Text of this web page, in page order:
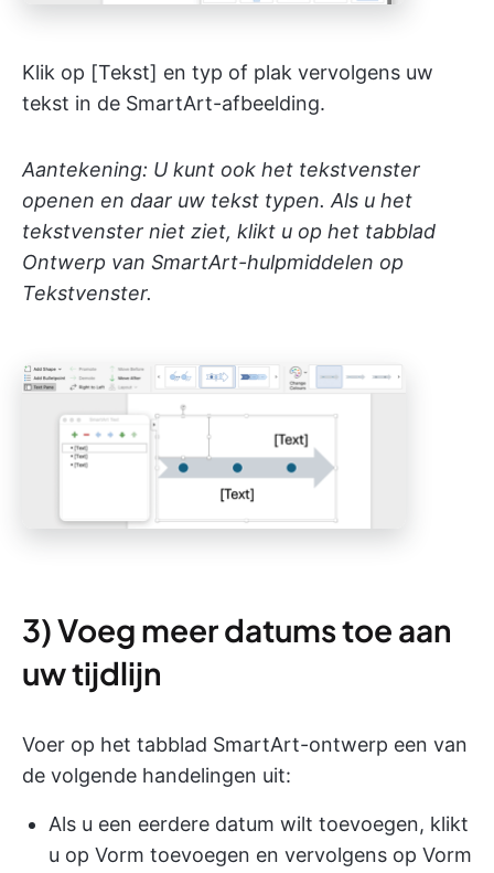
Klik op [Tekst] en typ of plak vervolgens uw
tekst in de SmartArt-afbeelding.
Aantekening: U kunt ook het tekstvenster
openen en daar uw tekst typen. Als u het
tekstvenster niet ziet, klikt u op het tabblad
Ontwerp van SmartArt-hulpmiddelen op
Tekstvenster.
3) Voeg meer datums toe aan
uw tijdlijn
Voer op het tabblad SmartArt-ontwerp een van
de volgende handelingen uit:
Als u een eerdere datum wilt toevoegen, klikt
u op Vorm toevoegen en vervolgens op Vorm